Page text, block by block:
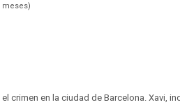
meses)
crimen en la ciudad de Barcelona. Xavi,